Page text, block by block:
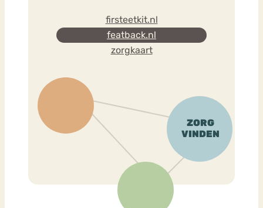
firsteetkit.nl
featback.nl
zorgkaart